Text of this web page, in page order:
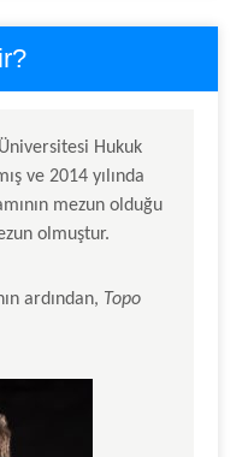
Hukuk
ve 2014 yılında
mezun olduğu
olmuştur.
ardından, Topo